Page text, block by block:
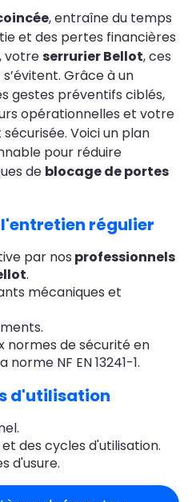
, entraîne du temps
et des pertes financières
votreserrurier Bellot, ces
Grâce à un
gestes préventifs ciblés,
opérationnelles et votre
Voici un plan
pour réduire
de blocage de portes
régulier
par nos professionnels
.
mécaniques et
normes de sécurité en
NF EN 13241-1.
d'utilisation
des cycles d'utilisation.
d'usure.